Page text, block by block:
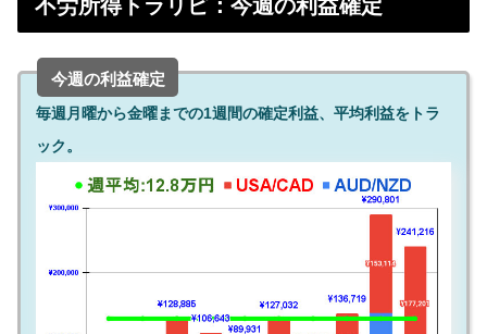
不労所得トラリピ：今週の利益確定
今週の利益確定
毎週月曜から金曜までの1週間の確定利益、平均利益をトラ
ック。